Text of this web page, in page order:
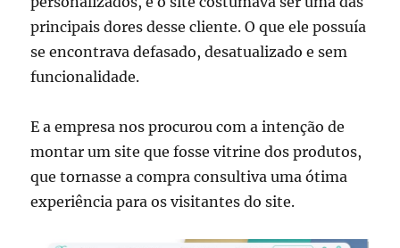
principais dores desse cliente. O que ele possuía
se encontrava defasado, desatualizado e sem
funcionalidade.
E a empresa nos procurou com a intenção de
montar um site que fosse vitrine dos produtos,
que tornasse a compra consultiva uma ótima
experiência para os visitantes do site.